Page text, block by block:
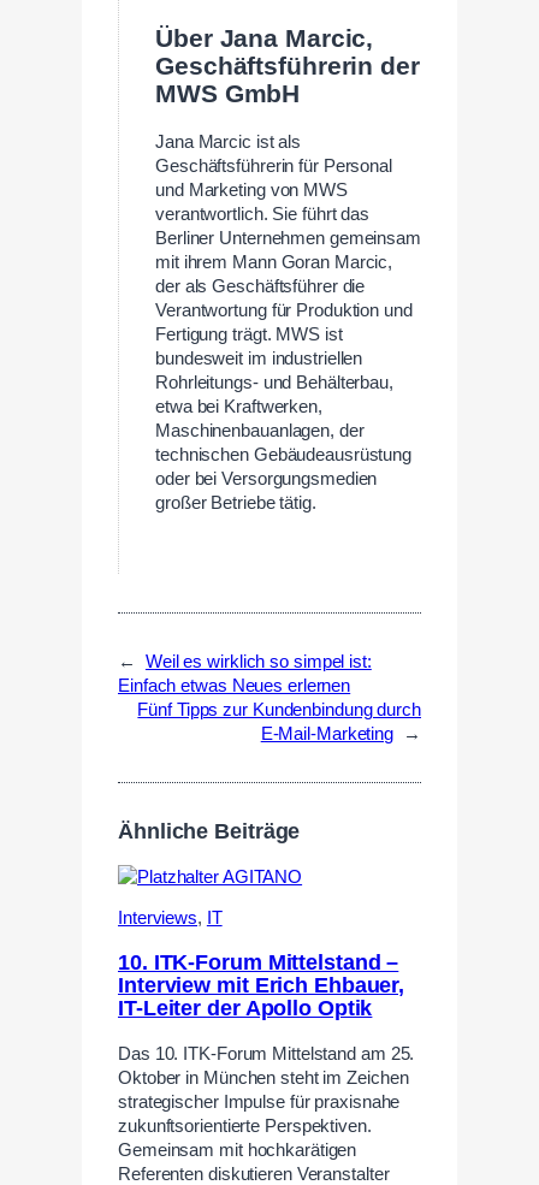
Über Jana Marcic,
Geschäftsführerin der
MWS GmbH
Jana Marcic ist als
Geschäftsführerin für Personal
und Marketing von MWS
verantwortlich. Sie führt das
Berliner Unternehmen gemeinsam
mit ihrem Mann Goran Marcic,
der als Geschäftsführer die
Verantwortung für Produktion und
Fertigung trägt. MWS ist
bundesweit im industriellen
Rohrleitungs- und Behälterbau,
etwa bei Kraftwerken,
Maschinenbauanlagen, der
technischen Gebäudeausrüstung
oder bei Versorgungsmedien
großer Betriebe tätig.
←
Weil es wirklich so simpel ist:
Einfach etwas Neues erlernen
Fünf Tipps zur Kundenbindung durch
E-Mail-Marketing
→
Ähnliche Beiträge
Interviews, IT
10. ITK-Forum Mittelstand –
Interview mit Erich Ehbauer,
IT-Leiter der Apollo Optik
Das 10. ITK-Forum Mittelstand am 25.
Oktober in München steht im Zeichen
strategischer Impulse für praxisnahe
zukunftsorientierte Perspektiven.
Gemeinsam mit hochkarätigen
Referenten diskutieren Veranstalter